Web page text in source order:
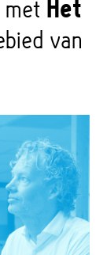
met Het
van